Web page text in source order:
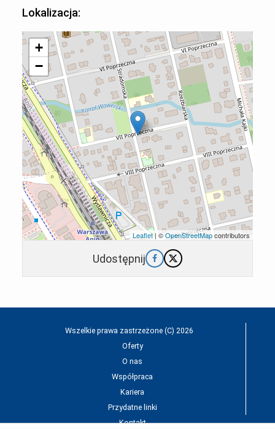
Lokalizacja:
+
−
Leaflet| ©OpenStreetMapcontributors
Udostępnij
Wszelkie prawa zastrzeżone (C) 2026
Oferty
O nas
Współpraca
Kariera
Przydatne linki
Kontakt